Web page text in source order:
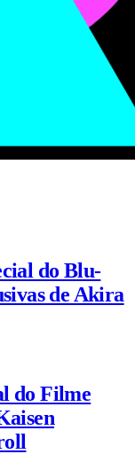
do Blu-
de Akira
do Filme